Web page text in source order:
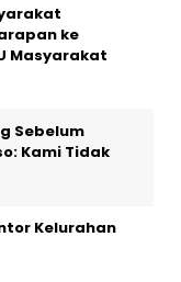
ke
Masyarakat
Sebelum
Kami Tidak
Kelurahan